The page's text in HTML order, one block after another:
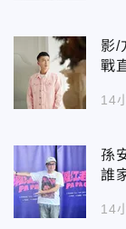
影/
戰
14
孫
誰
14